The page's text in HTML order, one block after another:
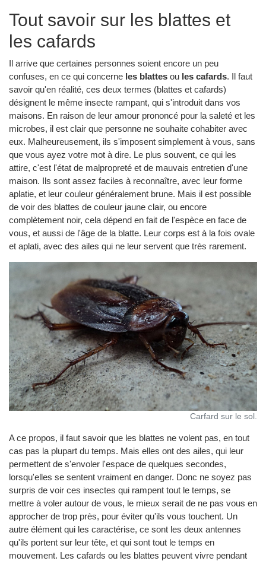
Tout savoir sur les blattes et
les cafards
Il arrive que certaines personnes soient encore un peu
confuses, en ce qui concerne les blattes ou les cafards. Il faut
savoir qu'en réalité, ces deux termes (blattes et cafards)
désignent le même insecte rampant, qui s'introduit dans vos
maisons. En raison de leur amour prononcé pour la saleté et les
microbes, il est clair que personne ne souhaite cohabiter avec
eux. Malheureusement, ils s'imposent simplement à vous, sans
que vous ayez votre mot à dire. Le plus souvent, ce qui les
attire, c'est l'état de malpropreté et de mauvais entretien d'une
maison. Ils sont assez faciles à reconnaître, avec leur forme
aplatie, et leur couleur généralement brune. Mais il est possible
de voir des blattes de couleur jaune clair, ou encore
complètement noir, cela dépend en fait de l'espèce en face de
vous, et aussi de l'âge de la blatte. Leur corps est à la fois ovale
et aplati, avec des ailes qui ne leur servent que très rarement.
Carfard sur le sol.
A ce propos, il faut savoir que les blattes ne volent pas, en tout
cas pas la plupart du temps. Mais elles ont des ailes, qui leur
permettent de s'envoler l'espace de quelques secondes,
lorsqu'elles se sentent vraiment en danger. Donc ne soyez pas
surpris de voir ces insectes qui rampent tout le temps, se
mettre à voler autour de vous, le mieux serait de ne pas vous en
approcher de trop près, pour éviter qu'ils vous touchent. Un
autre élément qui les caractérise, ce sont les deux antennes
qu'ils portent sur leur tête, et qui sont tout le temps en
mouvement. Les cafards ou les blattes peuvent vivre pendant